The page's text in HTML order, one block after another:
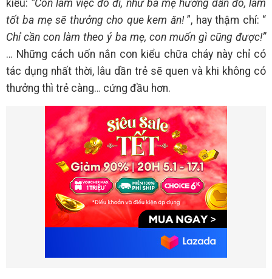
kiểu: “Con làm việc đó đi, như ba mẹ hướng dẫn đó, làm
tốt ba mẹ sẽ thưởng cho que kem ăn!”, hay thậm chí: “
Chỉ cần con làm theo ý ba mẹ, con muốn gì cũng được!”
… Những cách uốn nắn con kiểu chữa cháy này chỉ có
tác dụng nhất thời, lâu dần trẻ sẽ quen và khi không có
thưởng thì trẻ càng… cứng đầu hơn.